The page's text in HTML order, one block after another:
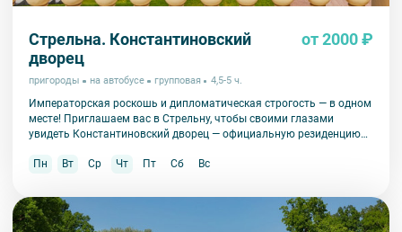
Стрельна. Константиновский
дворец
от 2000 ₽
пригороды на автобусе групповая 4,5-5 ч.
Императорская роскошь и дипломатическая строгость — в одном
месте! Приглашаем вас в Стрельну, чтобы своими глазами
увидеть Константиновский дворец — официальную резиденцию
Пн
Вт Ср Чт Пт Сб Вс